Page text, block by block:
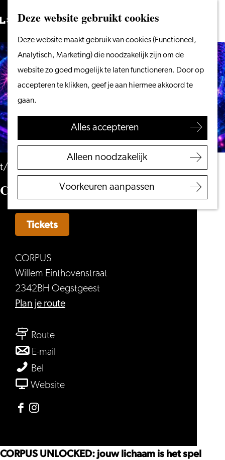
Deze website gebruikt cookies
Deze website maakt gebruik van cookies (Functioneel,
Analytisch, Marketing) die noodzakelijk zijn om de
website zo goed mogelijk te laten functioneren. Door op
accepteren te klikken, geef je aan hiermee akkoord te
gaan.
Alles accepteren
Alleen noodzakelijk
Voorkeuren aanpassen
Ga
naar
de
homepage
Menu
ZoekenVanaf het water
wandelen
Winkelen
Eten & drinken
Met kinderen
VVV Leiden
Bereikbaarheid
Regio Leiden
Zoeken
t/m 23 augustus
CORPUS UNLOCKED
CORPUS
Willem Einthovenstraat
2342BH Oegstgeest
Plan je routenaar
Routenaar
CORPUS
E-mail
UNLOCKED
Bel
UNLOCKED
Websitevan
Facebook
UNLOCKED
Instagram
UNLOCKED
Tickets
CORPUS UNLOCKED: jouw lichaam is het spel